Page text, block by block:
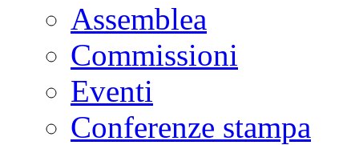
Assemblea
Commissioni
Eventi
Conferenze stampa